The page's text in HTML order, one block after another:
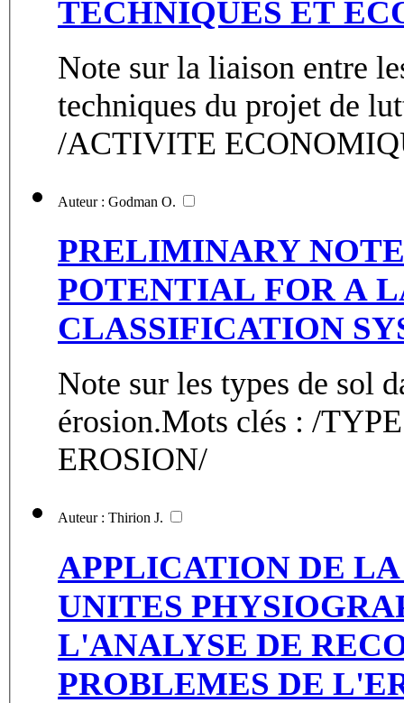
TECHNIQUES ET
Note sur la liaison entre
techniques du projet de
/ACTIVITE
Auteur : Godman O.
PRELIMINARY
POTENTIAL FOR A
CLASSIFICATION
Note sur les types de sol
érosion.Mots clés : /
EROSION/
Auteur : Thirion J.
APPLICATION DE
UNITES
L'ANALYSE DE
PROBLEMES DE